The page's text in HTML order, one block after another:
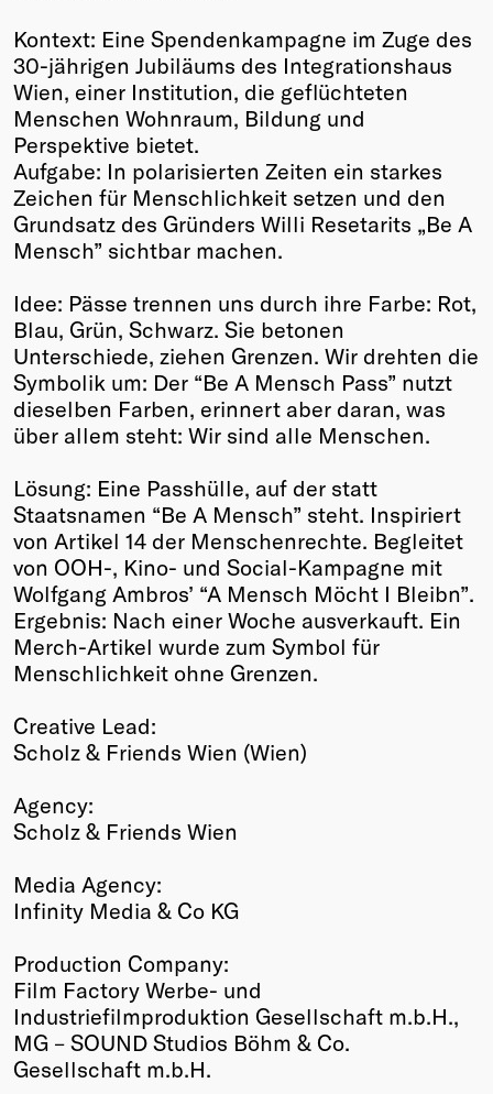
Kontext: Eine Spendenkampagne im Zuge des
30-jährigen Jubiläums des Integrationshaus
Wien, einer Institution, die geflüchteten
Menschen Wohnraum, Bildung und
Perspektive bietet.
Aufgabe: In polarisierten Zeiten ein starkes
Zeichen für Menschlichkeit setzen und den
Grundsatz des Gründers Willi Resetarits „Be A
Mensch” sichtbar machen.
Idee: Pässe trennen uns durch ihre Farbe: Rot,
Blau, Grün, Schwarz. Sie betonen
Unterschiede, ziehen Grenzen. Wir drehten die
Symbolik um: Der “Be A Mensch Pass” nutzt
dieselben Farben, erinnert aber daran, was
über allem steht: Wir sind alle Menschen.
Lösung: Eine Passhülle, auf der statt
Staatsnamen “Be A Mensch” steht. Inspiriert
von Artikel 14 der Menschenrechte. Begleitet
von OOH-, Kino- und Social-Kampagne mit
Wolfgang Ambros’ “A Mensch Möcht I Bleibn”.
Ergebnis: Nach einer Woche ausverkauft. Ein
Merch-Artikel wurde zum Symbol für
Menschlichkeit ohne Grenzen.
Creative Lead:
Scholz & Friends Wien (Wien)
Agency:
Scholz & Friends Wien
Media Agency:
Infinity Media & Co KG
Production Company:
Film Factory Werbe- und
Industriefilmproduktion Gesellschaft m.b.H.,
MG – SOUND Studios Böhm & Co.
Gesellschaft m.b.H.